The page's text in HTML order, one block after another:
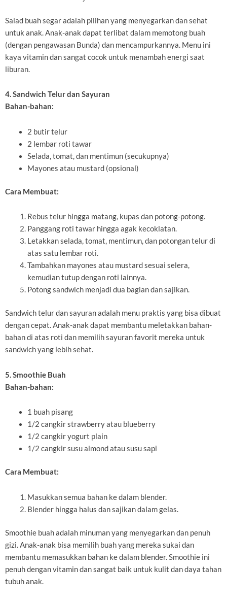
Salad buah segar adalah pilihan yang menyegarkan dan sehat
untuk anak. Anak-anak dapat terlibat dalam memotong buah
(dengan pengawasan Bunda) dan mencampurkannya. Menu ini
kaya vitamin dan sangat cocok untuk menambah energi saat
liburan.
4. Sandwich Telur dan Sayuran
Bahan-bahan:
2 butir telur
2 lembar roti tawar
Selada, tomat, dan mentimun (secukupnya)
Mayones atau mustard (opsional)
Cara Membuat:
Rebus telur hingga matang, kupas dan potong-potong.
Panggang roti tawar hingga agak kecoklatan.
Letakkan selada, tomat, mentimun, dan potongan telur di
atas satu lembar roti.
Tambahkan mayones atau mustard sesuai selera,
kemudian tutup dengan roti lainnya.
Potong sandwich menjadi dua bagian dan sajikan.
Sandwich telur dan sayuran adalah menu praktis yang bisa dibuat
dengan cepat. Anak-anak dapat membantu meletakkan bahan-
bahan di atas roti dan memilih sayuran favorit mereka untuk
sandwich yang lebih sehat.
5. Smoothie Buah
Bahan-bahan:
1 buah pisang
1/2 cangkir strawberry atau blueberry
1/2 cangkir yogurt plain
1/2 cangkir susu almond atau susu sapi
Cara Membuat:
Masukkan semua bahan ke dalam blender.
Blender hingga halus dan sajikan dalam gelas.
Smoothie buah adalah minuman yang menyegarkan dan penuh
gizi. Anak-anak bisa memilih buah yang mereka sukai dan
membantu memasukkan bahan ke dalam blender. Smoothie ini
penuh dengan vitamin dan sangat baik untuk kulit dan daya tahan
tubuh anak.